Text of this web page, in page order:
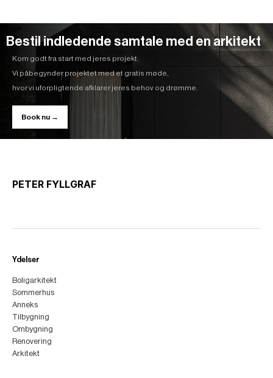
Bestil indledende samtale med en arkitekt
Kom godt fra start med jeres projekt.
Vi påbegynder projektet med et gratis møde,
hvor vi uforpligtende afklarer jeres behov og drømme.
Book nu →
PETER FYLLGRAF
Ydelser
Boligarkitekt
Sommerhus
Anneks
Tilbygning
Ombygning
Renovering
Arkitekt